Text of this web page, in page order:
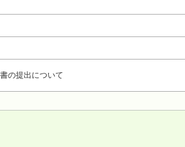
の提出について